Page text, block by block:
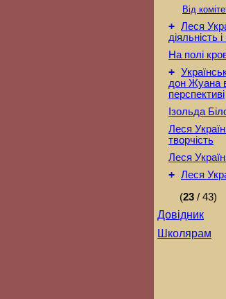
Від
+ Леся
діяльність
На полі
+
дон Жуана в
перспективі
Ізольда
Леся
творчість
Леся
+ Леся
(23 / 43)
Довідник
Школярам